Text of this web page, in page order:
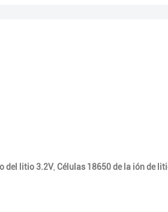
del litio 3.2V Células 18650 de la ión de